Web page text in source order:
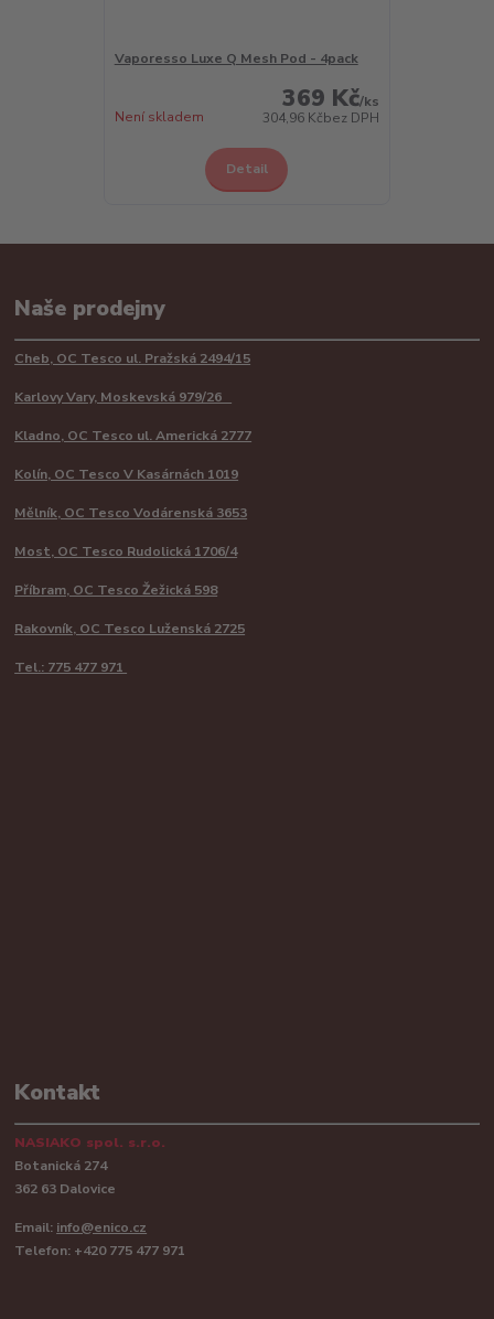
Vaporesso Luxe Q Mesh Pod - 4pack
369 Kč/ks
304,96 Kčbez DPH
Není skladem
Detail
Naše prodejny
Cheb, OC Tesco ul. Pražská 2494/15
Karlovy Vary, Moskevská 979/26
Kladno, OC Tesco ul. Americká 2777
Kolín, OC Tesco V Kasárnách 1019
Mělník, OC Tesco Vodárenská 3653
Most, OC Tesco Rudolická 1706/4
Příbram, OC Tesco Žežická 598
Rakovník, OC Tesco Luženská 2725
Tel.: 775 477 971
Kontakt
NASIAKO spol. s.r.o.
Botanická 274
362 63 Dalovice
Email: info@enico.cz
Telefon: +420 775 477 971